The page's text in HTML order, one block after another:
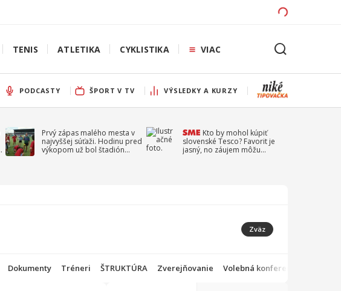
TENIS ATLETIKA CYKLISTIKA VIAC
PODCASTY ŠPORT V TV VÝSLEDKY A KURZY
Prvý zápas malého mesta v
najvyššej súťaži. Hodinu pred
výkopom už bol štadión
Kto by mohol kúpiť
slovenské Tesco? Favorit je
jasný, no záujem môžu
Zväz
Dokumenty Tréneri ŠTRUKTÚRA Zverejňovanie Volebná konferencia 2025